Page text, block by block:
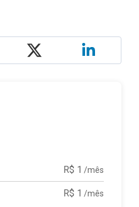
R$ 1 /mês
R$ 1 /mês